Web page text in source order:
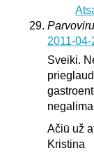
2011-
Sveiki.
Ačiū už
Kristina